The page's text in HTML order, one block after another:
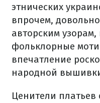
этнических
впрочем,
авторским
фольклорные
впечатление
народной
Ценители платьев